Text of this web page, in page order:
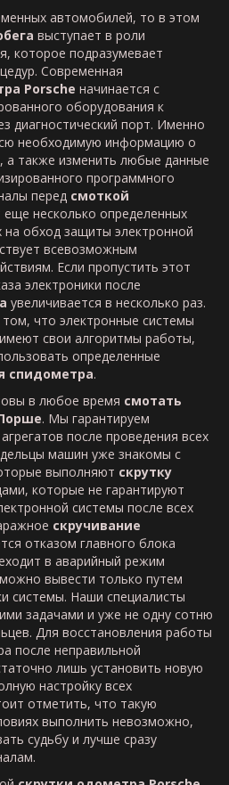
автомобилей, то в этом
выступает в роли
которое подразумевает
Современная
Porsche начинается с
оборудования к
диагностический порт. Именно
необходимую информацию о
а также изменить любые данные
программного
перед смоткой
несколько определенных
на обход защиты электронной
всевозможным
Если пропустить этот
электроники после
увеличивается в несколько раз.
что электронные системы
свои алгоритмы работы,
определенные
спидометра.
в любое время смотать
. Мы гарантируем
после проведения всех
машин уже знакомы с
выполняют скрутку
которые не гарантируют
системы после всех
скручивание
отказом главного блока
в аварийный режим
вывести только путем
системы. Наши специалисты
задачами и уже не одну сотню
Для восстановления работы
после неправильной
лишь установить новую
настройку всех
отметить, что такую
выполнить невозможно,
судьбу и лучше сразу